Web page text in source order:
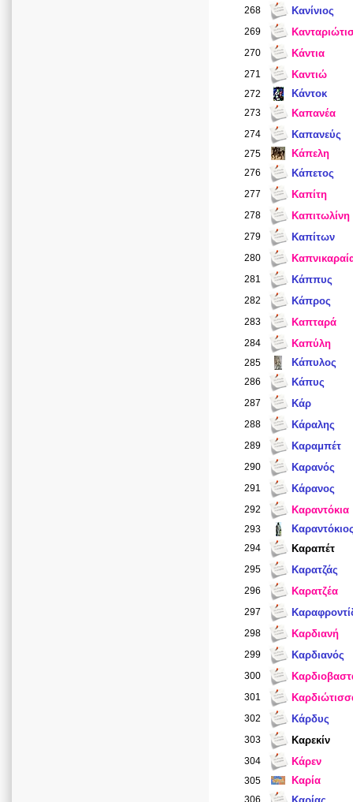
268 Κανίνιος
269
270 Κάντια
271 Καντιώ
272 Κάντοκ
273 Καπανέα
274 Καπανεύς
275 Κάπελη
276 Κάπετος
277 Καπίτη
278 Καπιτωλίνη
279 Καπίτων
280
281 Κάππυς
282 Κάπρος
283 Καπταρά
284 Καπύλη
285 Κάπυλος
286 Κάπυς
287 Κάρ
288 Κάραλης
289 Καραμπέτ
290 Καρανός
291 Κάρανος
292 Καραντόκια
293
294 Καραπέτ
295 Καρατζάς
296 Καρατζέα
297
298 Καρδιανή
299 Καρδιανός
300
301
302 Κάρδυς
303 Καρεκίν
304 Κάρεν
305 Καρία
306